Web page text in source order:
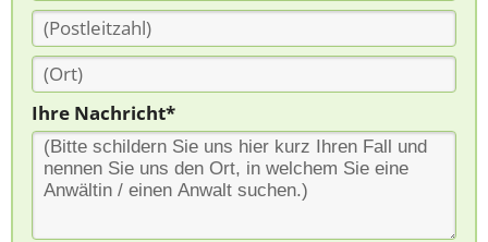
Ihre Nachricht*